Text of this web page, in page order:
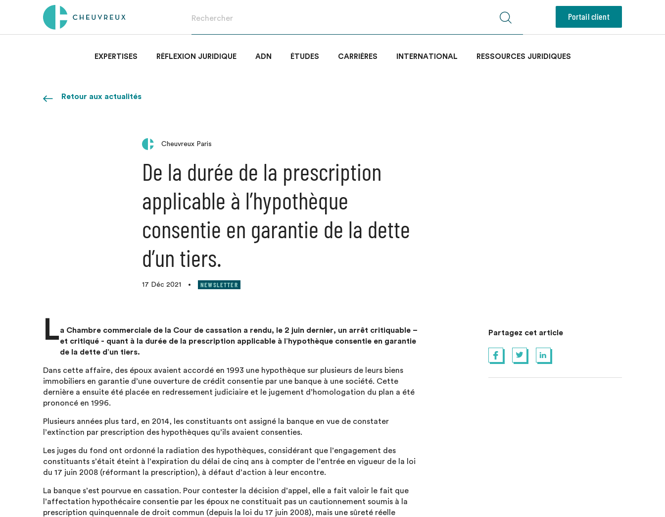
Portail client
EXPERTISES RÉFLEXION JURIDIQUE ADN ÉTUDES CARRIÈRES INTERNATIONAL RESSOURCES JURIDIQUES
Retour aux actualités
Cheuvreux Paris
De la durée de la prescription
applicable à l’hypothèque
consentie en garantie de la dette
d’un tiers.
17 Déc 2021 • NEWSLETTER
La Chambre commerciale de la Cour de cassation a rendu, le 2 juin dernier, un arrêt critiquable –
et critiqué - quant à la durée de la prescription applicable à l’hypothèque consentie en garantie
de la dette d’un tiers.
Dans cette affaire, des époux avaient accordé en 1993 une hypothèque sur plusieurs de leurs biens
immobiliers en garantie d’une ouverture de crédit consentie par une banque à une société. Cette
dernière a ensuite été placée en redressement judiciaire et le jugement d’homologation du plan a été
prononcé en 1996.
Plusieurs années plus tard, en 2014, les constituants ont assigné la banque en vue de constater
l’extinction par prescription des hypothèques qu’ils avaient consenties.
Les juges du fond ont ordonné la radiation des hypothèques, considérant que l’engagement des
constituants s’était éteint à l’expiration du délai de cinq ans à compter de l’entrée en vigueur de la loi
du 17 juin 2008 (réformant la prescription), à défaut d’action à leur encontre.
La banque s’est pourvue en cassation. Pour contester la décision d’appel, elle a fait valoir le fait que
l’affectation hypothécaire consentie par les époux ne constituait pas un cautionnement soumis à la
prescription quinquennale de droit commun (depuis la loi du 17 juin 2008), mais une sûreté réelle
Partagez cet article